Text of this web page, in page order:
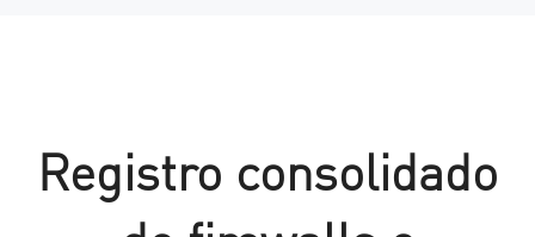
Registro consolidado